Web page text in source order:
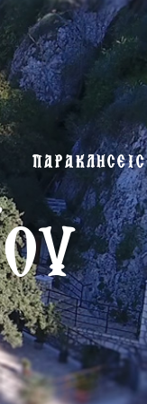
ΠΑΡΑΚΛΗΣΕΙΣ